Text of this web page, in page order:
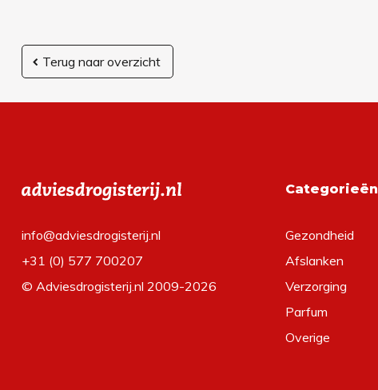
Terug naar overzicht
info@adviesdrogisterij.nl
+31 (0) 577 700207
© Adviesdrogisterij.nl 2009-2026
Categorieën
Gezondheid
Afslanken
Verzorging
Parfum
Overige